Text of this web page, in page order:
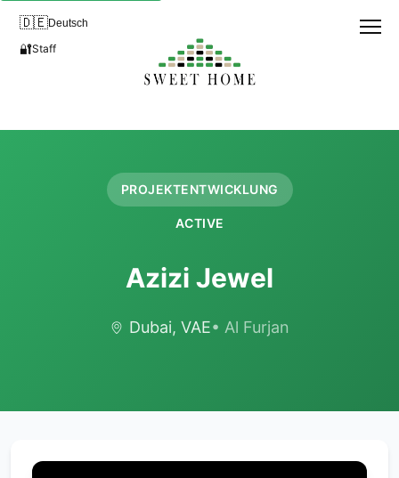
🇩🇪Deutsch
🔐Staff
PROJEKTENTWICKLUNG
ACTIVE
Azizi Jewel
Dubai, VAE• Al Furjan